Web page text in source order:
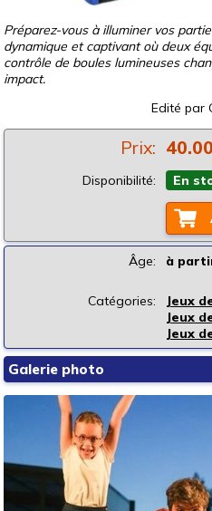
Préparez-vous à illuminer vos
dynamique et captivant où deux
contrôle de boules lumineuses
impact.
Edité par
Prix:
Disponibilité: En
Âge: à
Catégories:
Jeux
Jeux
Jeux
Galerie photo